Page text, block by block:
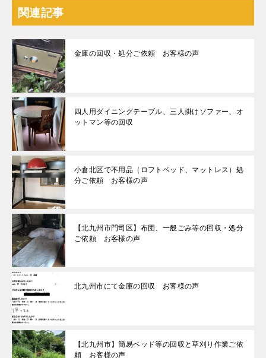
関連記事
金庫の回収・処分ご依頼 お客様の声
四人用ダイニングテーブル、三人掛けソファー、オ
ットマン等の回収
小倉北区で不用品（ロフトベッド、マットレス）処
分ご依頼 お客様の声
【北九州市門司区】布団、一般ごみ等の回収・処分
ご依頼 お客様の声
北九州市にて金庫の回収 お客様の声
【北九州市】簡易ベッド等の回収と草刈り作業ご依
頼 お客様の声